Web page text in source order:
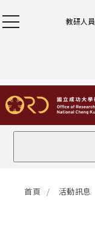
教研人員
首頁 活動訊息